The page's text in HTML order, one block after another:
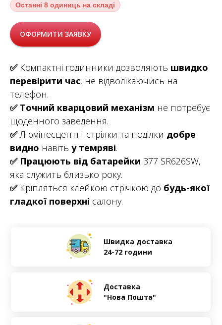
Останні 8 одиниць на складі
ОФОРМИТИ ЗАЯВКУ
✅ Компактні годинники дозволяють швидко
перевірити час, не відволікаючись на
телефон.
✅ Точний кварцовий механізм не потребує
щоденного заведення.
✅Люмінесцентні стрілки та поділки добре
видно навіть у темряві.
✅ Працюють від батарейки 377 SR626SW,
яка служить близько року.
✅Кріпляться клейкою стрічкою до будь-якої
гладкої поверхні салону.
Швидка доставка
24-72 години
Доставка
"Нова Пошта"